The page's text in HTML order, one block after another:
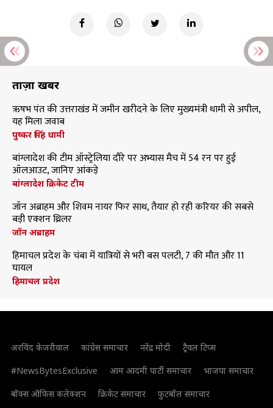
ताज़ा खबरें
ऋषभ पंत की उत्तराखंड में जमीन खरीदने के लिए मुख्यमंत्री धामी से अपील,
यह मिला जवाब
पुष्कर सिंह धामी
बांग्लादेश की टीम ऑस्ट्रेलिया दौरे पर अभ्यास मैच में 54 रन पर हुई
ऑलआउट, जानिए आंकड़े
बांग्लादेश क्रिकेट टीम
जॉन अब्राहम और शिवम नायर फिर साथ, तैयार हो रही करियर की सबसे
बड़ी एक्शन थ्रिलर
जॉन अब्राहम
हिमाचल प्रदेश के चंबा में यात्रियों से भरी बस पलटी, 7 की मौत और 11
घायल
हिमाचल प्रदेश
अरविंद केजरीवाल कांग्रेस समाचार नरेंद्र मोदी
ट्रैवल टिप्स
#NewsBytesExclusive
आम आदमी पार्टी समाचार
भाजपा समाचार
बॉक्स ऑफिस कलेक्शन
क्रिकेट समाचार फुटबॉल समाचार